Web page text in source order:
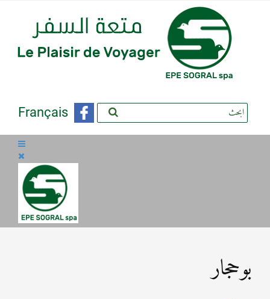
Français
بوحجار